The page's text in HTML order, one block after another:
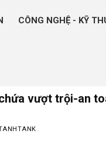
CÔNG NGHỆ - KỸ
vượt trội-an